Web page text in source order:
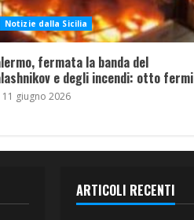
Notizie dalla Sicilia
fermata la banda del
e degli incendi: otto fermi
11 giugno 2026
ARTICOLI RECENTI